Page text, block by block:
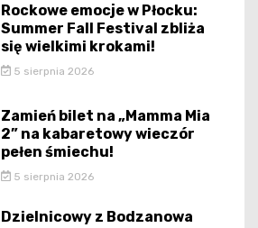
Rockowe emocje w Płocku:
Summer Fall Festival zbliża
się wielkimi krokami!
5 sierpnia 2026
Zamień bilet na „Mamma Mia
2” na kabaretowy wieczór
pełen śmiechu!
5 sierpnia 2026
Dzielnicowy z Bodzanowa